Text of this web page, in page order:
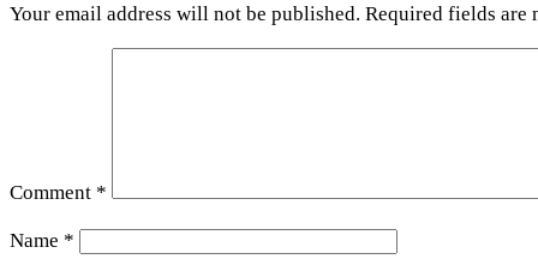
Your email address will not be published. Required fields are
Comment *
Name *